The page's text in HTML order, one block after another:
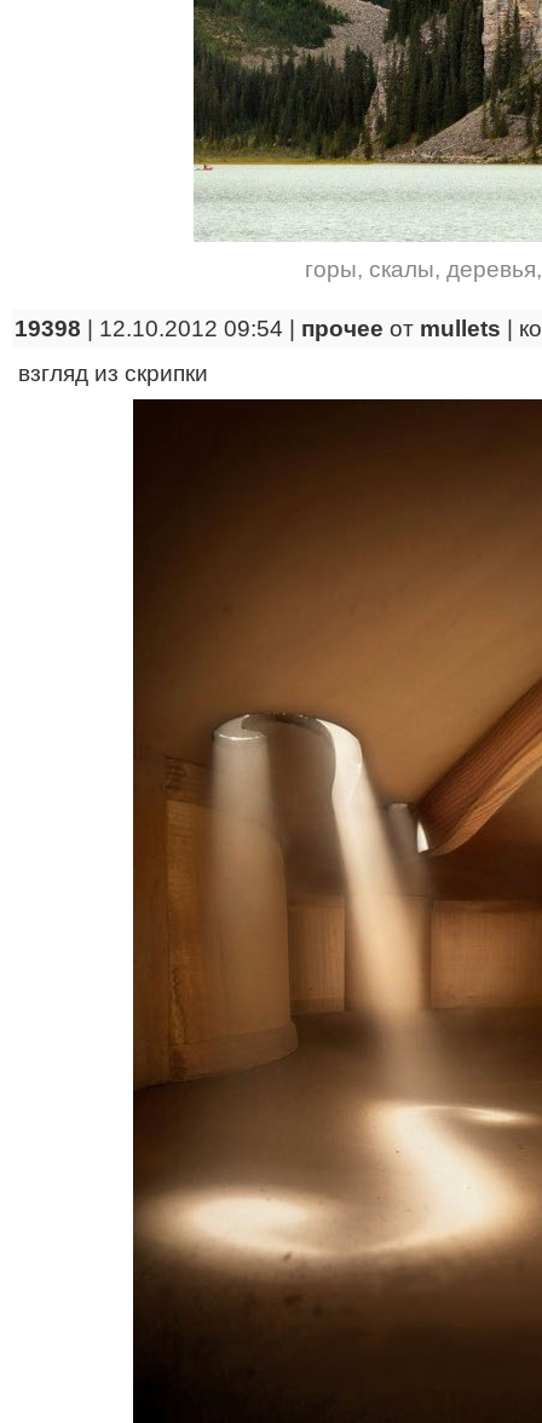
горы, скалы, деревья
19398 | 12.10.2012 09:54 | прочее от mullets
взгляд из скрипки